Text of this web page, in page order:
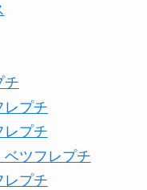
チ
プチ
プチ
ツフレプチ
プチ